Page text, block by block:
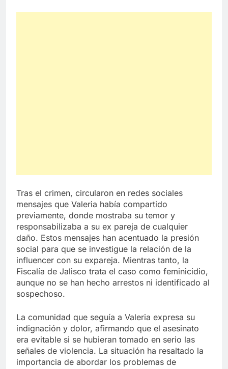
Tras el crimen, circularon en redes sociales
mensajes que Valeria había compartido
previamente, donde mostraba su temor y
responsabilizaba a su ex pareja de cualquier
daño. Estos mensajes han acentuado la presión
social para que se investigue la relación de la
influencer con su expareja. Mientras tanto, la
Fiscalía de Jalisco trata el caso como feminicidio,
aunque no se han hecho arrestos ni identificado al
sospechoso.
La comunidad que seguía a Valeria expresa su
indignación y dolor, afirmando que el asesinato
era evitable si se hubieran tomado en serio las
señales de violencia. La situación ha resaltado la
importancia de abordar los problemas de